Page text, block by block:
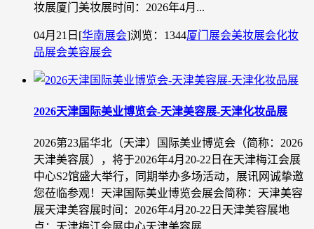
妆展厦门美妆展时间：2026年4月...
04月21日 [华南展会]浏览：1344厦门展会美妆展会化妆
品展会美容展会
2026天津国际美业博览会-天津美容展-天津化妆品展
2026第23届华北（天津）国际美业博览会（简称：2026
天津美容展），将于2026年4月20-22日在天津梅江会展
中心S2馆盛大举行，同期举办多场活动，展讯网诚挚邀
您莅临参观！天津国际美业博览会展会简称：天津美容
展天津美容展时间：2026年4月20-22日天津美容展地
点：天津梅江会展中心天津美容展...